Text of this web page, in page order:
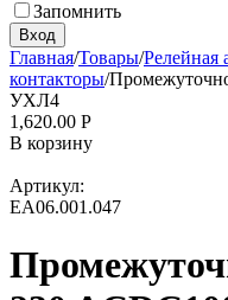
Запомнить
Вход
Главная/Товары/Релейная
контакторы/
УХЛ4
1,620.00 Р
В корзину
Артикул:
EA06.001.047